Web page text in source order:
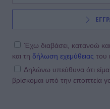
SHOWBIZ
Βαλαβάνη: Εντυπωσιακή
- Μαγνήτισε όλα τα
SHOWBIZ
Έχω διαβάσει, κατανοώ
και τη δήλωση εχεμύθειας του
Δηλώνω υπεύθυνα ότι
βρίσκομαι υπό την εποπτεία